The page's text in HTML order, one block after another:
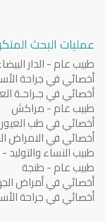
عمليات البحث
طبيب عام - الدار
أخصائي في جراحة
أخصائي في جـراحـة
طبيب عام - مراكش
أخصائي في طب العيون
أخصائي في الامراض
طبيب النساء والتوليد -
طبيب عام - طنجة
أخصائي في أمراض
أخصائي في جراحة